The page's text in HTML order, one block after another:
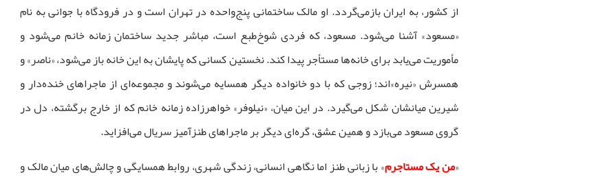
از کشور، به ایران بازمی‌گردد. او مالک ساختمانی پنج‌واحده در تهران است و در فرودگاه با جوانی به نام
«مسعود» آشنا می‌شود. مسعود، که فردی شوخ‌طبع است، مباشر جدید ساختمان زمانه خانم می‌شود و
مأموریت می‌یابد برای خانه‌ها مستأجر پیدا کند. نخستین کسانی که پایشان به این خانه باز می‌شود، «ناصر» و
همسرش «نیره»‌اند؛ زوجی که با دو خانواده دیگر همسایه می‌شوند و مجموعه‌ای از ماجراهای خنده‌دار و
شیرین میانشان شکل می‌گیرد. در این میان، «نیلوفر» خواهرزاده زمانه خانم که از خارج برگشته، دل در
گروی مسعود می‌بازد و همین عشق، گره‌ای دیگر بر ماجراهای طنزآمیز سریال می‌افزاید.
«من یک مستاجرم» با زبانی طنز اما نگاهی انسانی، زندگی شهری، روابط همسایگی و چالش‌های میان مالک و